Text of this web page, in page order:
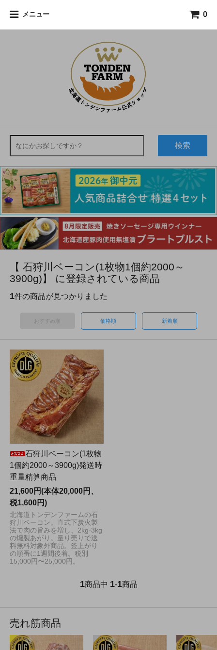
メニュー 0
検索
【 石狩川ベーコン(1枚物1個約2000～
3900g)】 に登録されている商品
1件の商品が見つかりました
おすすめ順 価格順 新着順
石狩川ベーコン(1枚物
1個約2000～3900g)発送時
重量精算商品
21,600円(本体20,000円、
税1,600円)
北海道トンデンファームの石
狩川ベーコン。直式下炭火製
法で肉の旨みを増し、2kg-3kg
の燻製あがり。量り売りで送
料無料対象外商品。釜上がり
の順番に1週間後着。税別
15,000円〜25,000円。
1商品中 1-1商品
売れ筋商品